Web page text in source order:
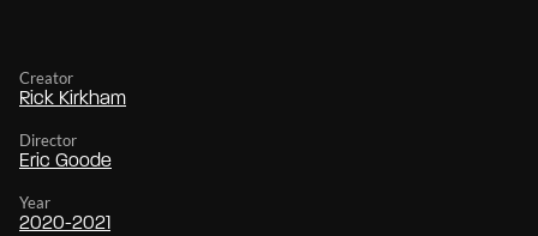
Creator
Rick Kirkham
Director
Eric Goode
Year
2020-2021